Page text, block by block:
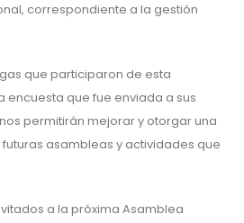
correspondiente a la gestión
que participaron de esta
encuesta que fue enviada a sus
permitirán mejorar y otorgar una
asambleas y actividades que
a la próxima Asamblea